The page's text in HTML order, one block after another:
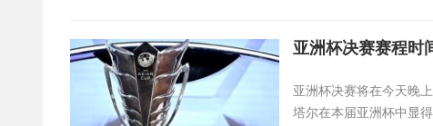
亚洲杯决赛赛程时
亚洲杯决赛将在今天晚
塔尔在本届亚洲杯中显